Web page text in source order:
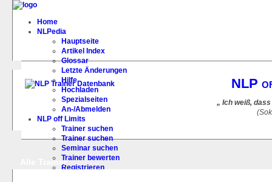
Home
NLPedia
Hauptseite
Artikel Index
Glossar
Letzte Änderungen
Hilfe
Hochladen
Spezialseiten
An-/Abmelden
NLP off Limits
Trainer suchen
Trainer suchen
Seminar suchen
Trainer bewerten
Registrieren
NLP
„ Ich weiß,
Alle Trainer